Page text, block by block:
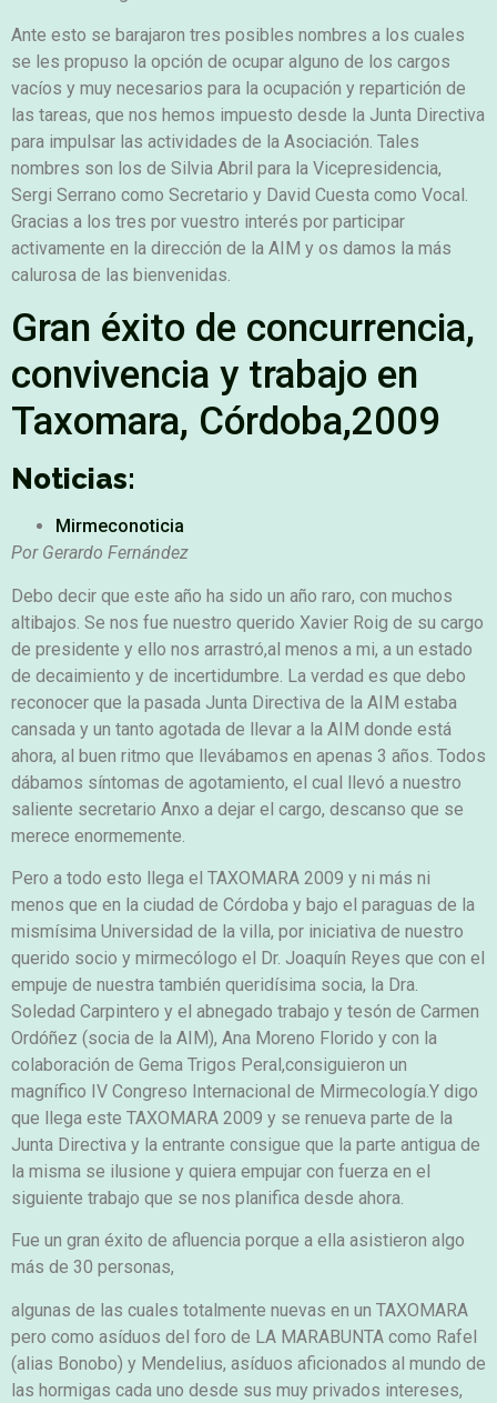
Ante esto se barajaron tres posibles nombres a los cuales
se les propuso la opción de ocupar alguno de los cargos
vacíos y muy necesarios para la ocupación y repartición de
las tareas, que nos hemos impuesto desde la Junta Directiva
para impulsar las actividades de la Asociación. Tales
nombres son los de Silvia Abril para la Vicepresidencia,
Sergi Serrano como Secretario y David Cuesta como Vocal.
Gracias a los tres por vuestro interés por participar
activamente en la dirección de la AIM y os damos la más
calurosa de las bienvenidas.
Gran éxito de concurrencia,
convivencia y trabajo en
Taxomara, Córdoba,2009
Noticias:
Mirmeconoticia
Por Gerardo Fernández
Debo decir que este año ha sido un año raro, con muchos
altibajos. Se nos fue nuestro querido Xavier Roig de su cargo
de presidente y ello nos arrastró,al menos a mi, a un estado
de decaimiento y de incertidumbre. La verdad es que debo
reconocer que la pasada Junta Directiva de la AIM estaba
cansada y un tanto agotada de llevar a la AIM donde está
ahora, al buen ritmo que llevábamos en apenas 3 años. Todos
dábamos síntomas de agotamiento, el cual llevó a nuestro
saliente secretario Anxo a dejar el cargo, descanso que se
merece enormemente.
Pero a todo esto llega el TAXOMARA 2009 y ni más ni
menos que en la ciudad de Córdoba y bajo el paraguas de la
mismísima Universidad de la villa, por iniciativa de nuestro
querido socio y mirmecólogo el Dr. Joaquín Reyes que con el
empuje de nuestra también queridísima socia, la Dra.
Soledad Carpintero y el abnegado trabajo y tesón de Carmen
Ordóñez (socia de la AIM), Ana Moreno Florido y con la
colaboración de Gema Trigos Peral,consiguieron un
magnífico IV Congreso Internacional de Mirmecología.Y digo
que llega este TAXOMARA 2009 y se renueva parte de la
Junta Directiva y la entrante consigue que la parte antigua de
la misma se ilusione y quiera empujar con fuerza en el
siguiente trabajo que se nos planifica desde ahora.
Fue un gran éxito de afluencia porque a ella asistieron algo
más de 30 personas,
algunas de las cuales totalmente nuevas en un TAXOMARA
pero como asíduos del foro de LA MARABUNTA como Rafel
(alias Bonobo) y Mendelius, asíduos aficionados al mundo de
las hormigas cada uno desde sus muy privados intereses,